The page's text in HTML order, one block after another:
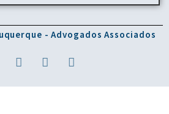
- Advogados Associados